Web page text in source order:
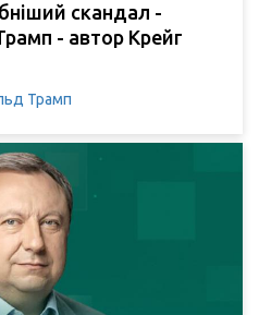
скандал -
- автор Крейг
Трамп